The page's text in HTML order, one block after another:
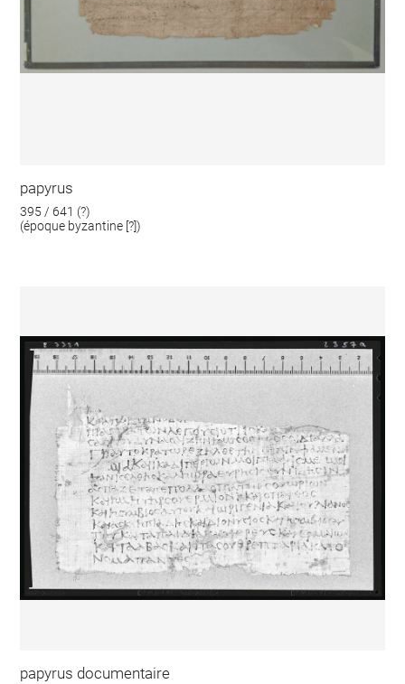
papyrus
395 / 641 (?)
(époque byzantine [?])
papyrus documentaire